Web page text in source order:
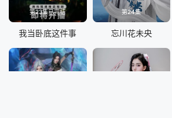
第23集已完结
我当卧底这件事
第24集
忘川花未央